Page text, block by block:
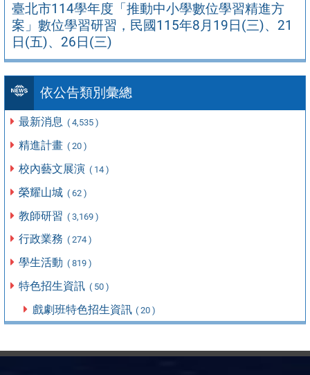
臺北市114學年度「推動中小學數位學習精進方
案」數位學習研習，民國115年8月19日(三)、21
日(五)、26日(三)
依公告類別彙總
最新消息 ( 4,535 )
精進計畫 ( 20 )
校內藝文展演 ( 14 )
榮耀山城 ( 62 )
教師研習 ( 3,169 )
行政業務 ( 274 )
學生活動 ( 819 )
特色招生資訊 ( 50 )
戲劇班特色招生資訊 ( 20 )